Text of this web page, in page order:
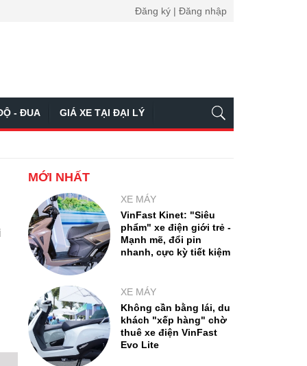
Đăng ký | Đăng nhập
- ĐUA GIÁ XE TẠI ĐẠI LÝ
MỚI NHẤT
XE MÁY
VinFast Kinet: "Siêu
phẩm" xe điện giới trẻ -
Mạnh mẽ, đổi pin
nhanh, cực kỳ tiết kiệm
XE MÁY
Không cần bằng lái, du
khách "xếp hàng" chờ
thuê xe điện VinFast
Evo Lite